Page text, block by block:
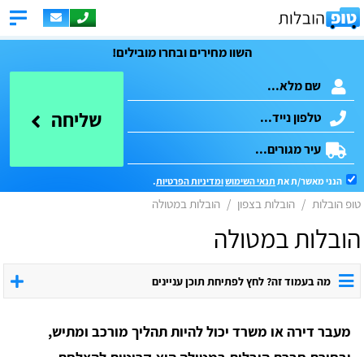
השוו מחירים ובחרו מובילים!
שליחה
הנני מאשר/ת את תנאי השימושומדיניות הפרטיות.
טופ הובלות הובלות בצפון הובלות במטולה
הובלות במטולה
מה בעמוד זה? לחץ לפתיחת תוכן עניינים
מעבר דירה או משרד יכול להיות תהליך מורכב ומתיש,